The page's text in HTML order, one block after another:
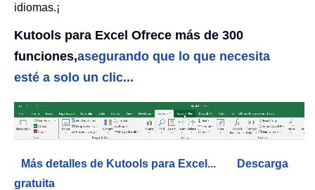
idiomas.¡
Kutools para Excel Ofrece más de 300
funciones,asegurando que lo que necesita
esté a solo un clic...
Más detalles de Kutools para Excel...
Descarga
gratuita